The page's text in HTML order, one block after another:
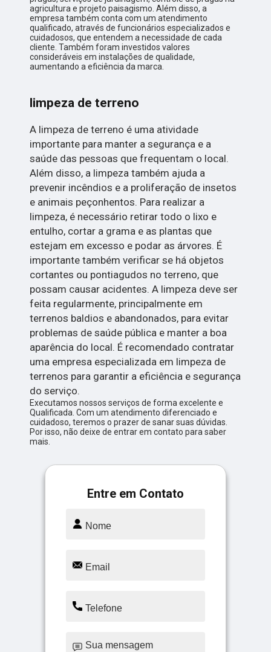
agricultura e projeto paisagismo. Além disso, a
empresa também conta com um atendimento
qualificado, através de funcionários especializados e
cuidadosos, que entendem a necessidade de cada
cliente. Também foram investidos valores
consideráveis em instalações de qualidade,
aumentando a eficiência da marca.
limpeza de terreno
A limpeza de terreno é uma atividade
importante para manter a segurança e a
saúde das pessoas que frequentam o local.
Além disso, a limpeza também ajuda a
prevenir incêndios e a proliferação de insetos
e animais peçonhentos. Para realizar a
limpeza, é necessário retirar todo o lixo e
entulho, cortar a grama e as plantas que
estejam em excesso e podar as árvores. É
importante também verificar se há objetos
cortantes ou pontiagudos no terreno, que
possam causar acidentes. A limpeza deve ser
feita regularmente, principalmente em
terrenos baldios e abandonados, para evitar
problemas de saúde pública e manter a boa
aparência do local. É recomendado contratar
uma empresa especializada em limpeza de
terrenos para garantir a eficiência e segurança
do serviço.
Executamos nossos serviços de forma excelente e
Qualificada. Com um atendimento diferenciado e
cuidadoso, teremos o prazer de sanar suas dúvidas.
Por isso, não deixe de entrar em contato para saber
mais.
Entre em Contato